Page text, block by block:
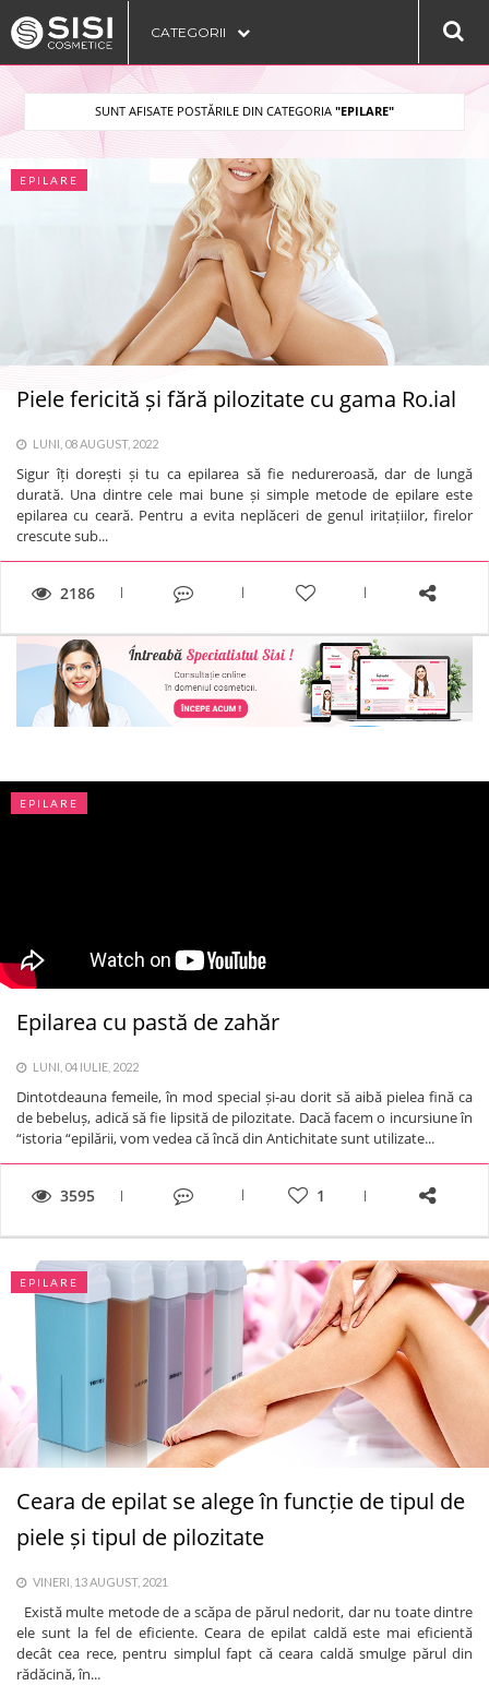
CATEGORII
SUNT AFISATE POSTĂRILE DIN CATEGORIA "EPILARE"
EPILARE
Piele fericită și fără pilozitate cu gama Ro.ial
LUNI, 08 AUGUST, 2022
Sigur îți dorești și tu ca epilarea să fie nedureroasă, dar de lungă
durată. Una dintre cele mai bune și simple metode de epilare este
epilarea cu ceară. Pentru a evita neplăceri de genul iritațiilor, firelor
crescute sub...
2186
EPILARE
Epilarea cu pastă de zahăr
LUNI, 04 IULIE, 2022
Dintotdeauna femeile, în mod special și-au dorit să aibă pielea fină ca
de bebeluș, adică să fie lipsită de pilozitate. Dacă facem o incursiune în
“istoria “epilării, vom vedea că încă din Antichitate sunt utilizate...
3595 1
EPILARE
Ceara de epilat se alege în funcție de tipul de
piele și tipul de pilozitate
VINERI, 13 AUGUST, 2021
Există multe metode de a scăpa de părul nedorit, dar nu toate dintre
ele sunt la fel de eficiente. Ceara de epilat caldă este mai eficientă
decât cea rece, pentru simplul fapt că ceara caldă smulge părul din
rădăcină, în...